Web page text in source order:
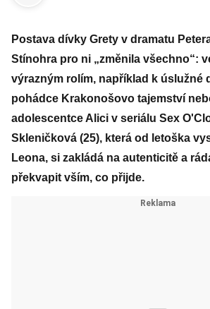
Postava dívky Grety v dramatu
Stínohra pro ni „změnila všechno“:
výrazným rolím, například k úslužné
pohádce Krakonošovo tajemství
adolescentce Alici v seriálu Sex
Skleničková (25), která od letoška
Leona, si zakládá na autenticitě a
překvapit vším, co přijde.